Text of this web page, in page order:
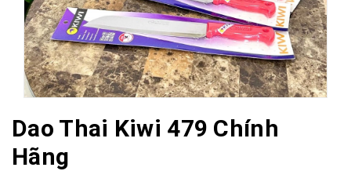
Dao Thai Kiwi 479 Chính
Hãng